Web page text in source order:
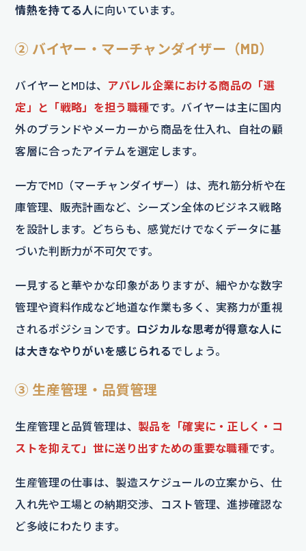
情熱を持てる人 に向いています。
② バイヤー・マーチャンダイザー（MD）
バイヤーとMDは、 アパレル企業における商品の「選
定」と「戦略」を担う職種です。バイヤーは主に国内
外のブランドやメーカーから商品を仕入れ、自社の顧
客層に合ったアイテムを選定します。
一方でMD（マーチャンダイザー）は、売れ筋分析や在
庫管理、販売計画など、シーズン全体のビジネス戦略
を設計します。どちらも、感覚だけでなくデータに基
づいた判断力が不可欠です。
一見すると華やかな印象がありますが、細やかな数字
管理や資料作成など地道な作業も多く、実務力が重視
されるポジションです。
ロジカルな思考が得意な人に
は大きなやりがいを感じられるでしょう。
③ 生産管理・品質管理
生産管理と品質管理は、 製品を「確実に・正しく・コ
ストを抑えて」世に送り出すための重要な職種です。
生産管理の仕事は、製造スケジュールの立案から、仕
入れ先や工場との納期交渉、コスト管理、進捗確認な
ど多岐にわたります。